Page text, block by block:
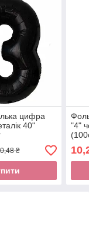
цифра
40"
₴
"4"